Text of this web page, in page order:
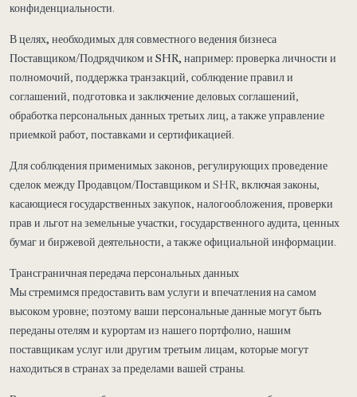
конфиденциальности.
В целях, необходимых для совместного ведения бизнеса
Поставщиком/Подрядчиком и SHR, например: проверка личности и
полномочий, поддержка транзакций, соблюдение правил и
соглашений, подготовка и заключение деловых соглашений,
обработка персональных данных третьих лиц, а также управление
приемкой работ, поставками и сертификацией.
Для соблюдения применимых законов, регулирующих проведение
сделок между Продавцом/Поставщиком и SHR, включая законы,
касающиеся государственных закупок, налогообложения, проверки
прав и льгот на земельные участки, государственного аудита, ценных
бумаг и биржевой деятельности, а также официальной информации.
Трансграничная передача персональных данных
Мы стремимся предоставить вам услуги и впечатления на самом
высоком уровне; поэтому ваши персональные данные могут быть
переданы отелям и курортам из нашего портфолио, нашим
поставщикам услуг или другим третьим лицам, которые могут
находиться в странах за пределами вашей страны.